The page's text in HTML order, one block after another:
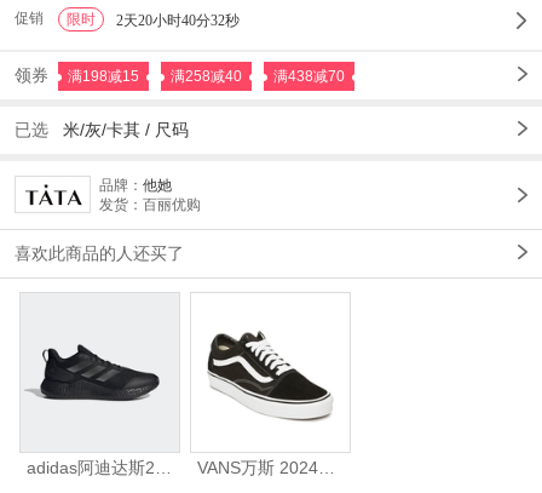
促销 限时 2天20小时40分31秒
领券 满198减15 满258减40 满438减70
已选 米/灰/卡其 / 尺码
品牌： 他她
发货：百丽优购
喜欢此商品的人还买了
adidas阿迪达斯2025中性edge gamedaySPW FTW-跑步GW2499 VANS万斯 2024年新款中性OldSkool帆布鞋/硫化鞋VN000D3HY28（延续款）